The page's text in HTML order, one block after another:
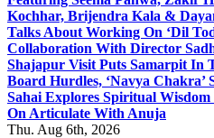
Kochhar, Brijendra Kala &
Talks About Working On ‘Dil
Collaboration With Director
Shajapur Visit Puts Samarpit In
Board Hurdles, ‘Navya Chakra’
Sahai Explores Spiritual
On Articulate With Anuja
Thu. Aug 6th, 2026